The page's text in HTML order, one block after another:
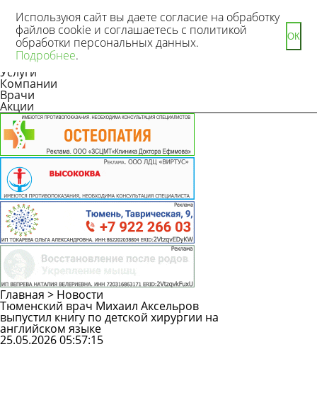
Новости
Статьи
Услуги
Компании
Врачи
Акции
Главная > Новости
Тюменский врач Михаил Аксельров
выпустил книгу по детской хирургии на
английском языке
25.05.2026 05:57:15
Используюя сайт вы даете согласие на обработку
файлов cookie и соглашаетесь с политикой
обработки персональных данных.
Подробнее.
ОК